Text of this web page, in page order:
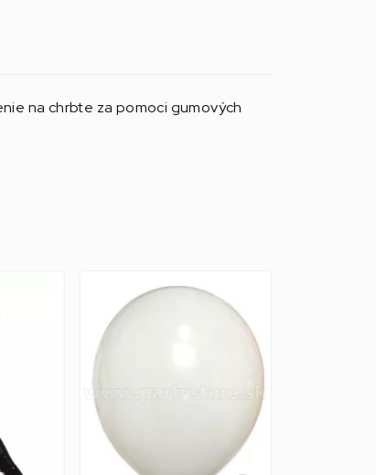
na chrbte za pomoci gumových